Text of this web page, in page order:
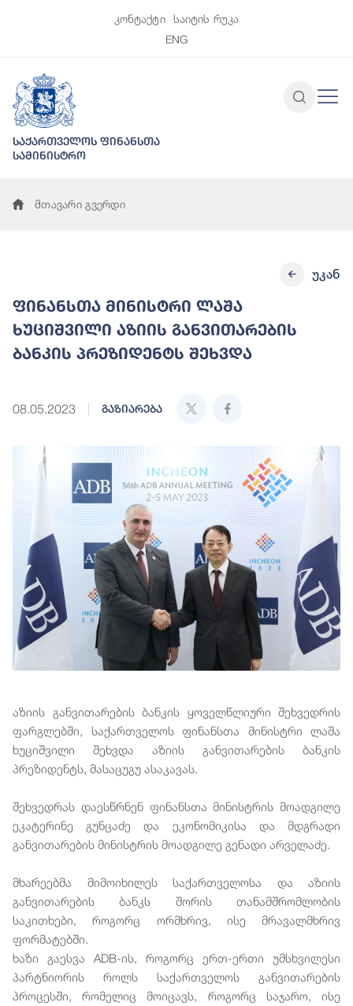
კონტაქტი
საიტის რუკა
ENG
საქართველოს ფინანსთა
სამინისტრო
მთავარი გვერდი
ფინანსთა მინისტრი ლაშა
ხუციშვილი აზიის განვითარების
ბანკის პრეზიდენტს შეხვდა
08.05.2023 გაზიარება
უკან
აზიის განვითარების ბანკის ყოველწლიური შეხვედრის
ფარგლებში, საქართველოს ფინანსთა მინისტრი ლაშა
ხუციშვილი შეხვდა აზიის განვითარების ბანკის
პრეზიდენტს, მასაცუგუ ასაკავას.
შეხვედრას დაესწრნენ ფინანსთა მინისტრის მოადგილე
ეკატერინე გუნცაძე და ეკონომიკისა და მდგრადი
განვითარების მინისტრის მოადგილე გენადი არველაძე.
მხარეებმა მიმოიხილეს საქართველოსა და აზიის
განვითარების ბანკს შორის თანამშრომლობის
საკითხები, როგორც ორმხრივ, ისე მრავალმხრივ
ფორმატებში.
ხაზი გაესვა ADB-ის, როგორც ერთ-ერთი უმსხვილესი
პარტნიორის როლს საქართველოს განვითარების
პროცესში, რომელიც მოიცავს, როგორც საჯარო, ისე